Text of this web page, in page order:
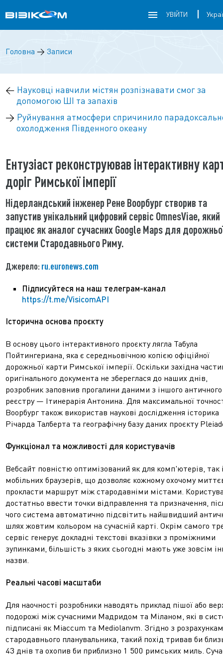
УВІЙТИ
Головна → Записи
← Науковці навчили містян розпізнавати смог за
допомогою ШІ та запахів
→ Руйнування атмосфери спричинило
охолодження Південного океану
Ентузіаст реконструював інтерактивну
доріг Римської імперії
Нідерландський інженер Рене Воорбург створив та
запустив унікальний цифровий сервіс OmnesViae, який
працює як аналог сучасних Google Maps для
системи Стародавнього Риму.
Джерело: ru.euronews.com
Підписуйтеся на наш телеграм-канал
https://t.me/VisicomAPI
Історична основа проєкту
В основу цього інтерактивного проєкту лягла Табула
Пойтингериана, яка є середньовічною копією офіційної
дорожньої карти Римської імперії. Оскільки західна
оригінального документа не збереглася до наших днів,
розробник заповнив прогалини даними з іншого античного
реєстру — Ітинерарія Антонина. Для максимальної
Воорбург також використав наукові дослідження історика
Річарда Талберта та географічну базу даних проєкту
Функціонал та можливості для користувачів
Вебсайт повністю оптимізований як для комп'ютерів, так
мобільних браузерів, що дозволяє кожному охочому
прокласти маршрут між стародавніми містами.
достатньо ввести точки відправлення та призначення,
чого система автоматично підсвітить найшвидший
шлях жовтим кольором на сучасній карті. Окрім самого
сервіс генерує докладні текстові вказівки з проміжними
зупинками, більшість з яких сьогодні мають уже зовсім
назви.
Реальні часові масштаби
Для наочності розробники наводять приклад пішої або
подорожі між сучасними Мадридом та Міланом, які в
підписані як Miaccum та Mediolanvm. Згідно з
стародавнього планувальника, такий похід тривав би
43 днів та охопив би приблизно 1 500 римських миль.